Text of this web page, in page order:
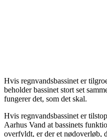
Hvis regnvandsbassinet er
beholder bassinet stort set
fungerer det, som det skal.
Hvis regnvandsbassinet er
Aarhus Vand at bassinets
overfyldt, er der et nødoverløb,